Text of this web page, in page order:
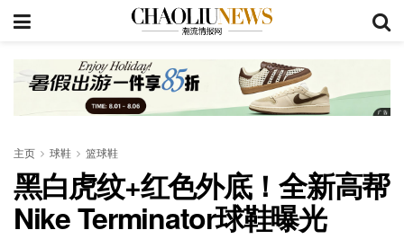
主页 球鞋 篮球鞋
黑白虎纹+红色外底！全新高帮
Nike Terminator球鞋曝光